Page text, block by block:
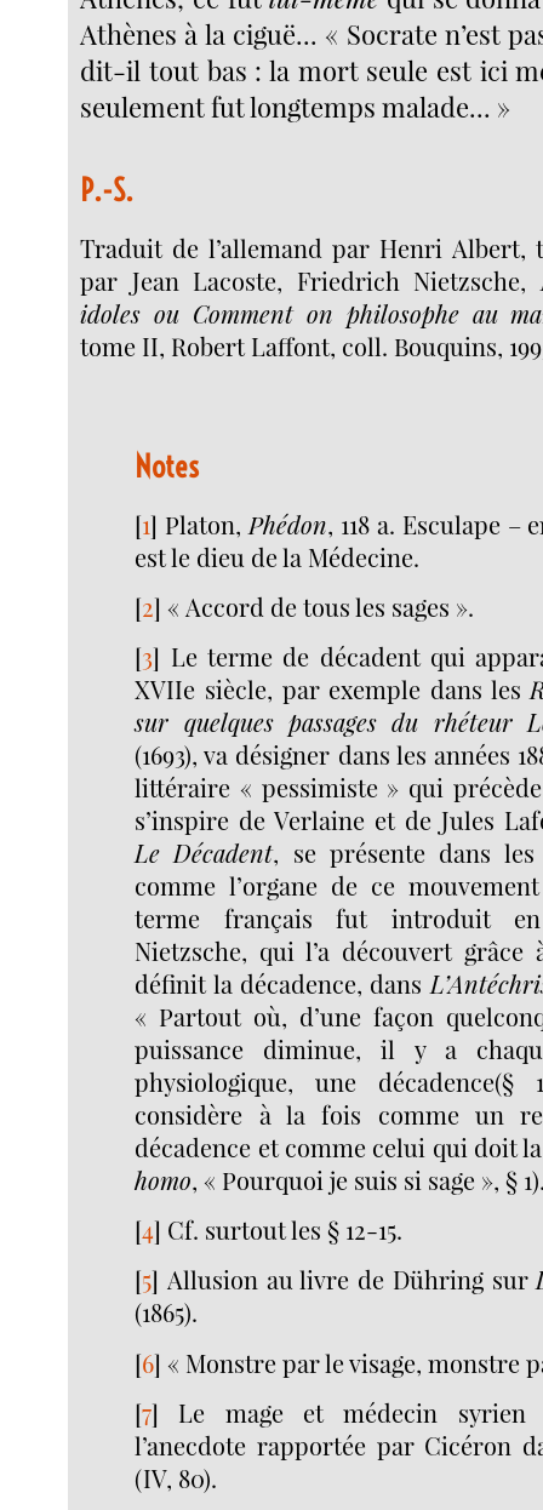
Athènes à la ciguë... « Socrate n’est
dit-il tout bas : la mort seule est ici
seulement fut longtemps malade... »
P.-S.
Traduit de l’allemand par Henri Albert,
par Jean Lacoste, Friedrich Nietzsche,
idoles ou Comment on philosophe au
tome II, Robert Laffont, coll. Bouquins,
Notes
[1] Platon, Phédon, 118 a. Esculape –
est le dieu de la Médecine.
[2]« Accord de tous les sages ».
[3] Le terme de décadent qui
XVIIe siècle, par exemple dans les
sur quelques passages du rhéteur
(1693), va désigner dans les années
littéraire « pessimiste » qui
s’inspire de Verlaine et de Jules
Le Décadent, se présente dans les
comme l’organe de ce
terme français fut introduit
Nietzsche, qui l’a découvert
définit la décadence, dans
« Partout où, d’une façon
puissance diminue, il y a
physiologique, une décadence(§
considère à la fois comme un
décadence et comme celui qui doit
homo, « Pourquoi je suis si sage », §
[4] Cf. surtout les § 12-15.
[5] Allusion au livre de Dühring sur
(1865).
[6]« Monstre par le visage, monstre
[7] Le mage et médecin syrien
l’anecdote rapportée par Cicéron
(IV, 80).